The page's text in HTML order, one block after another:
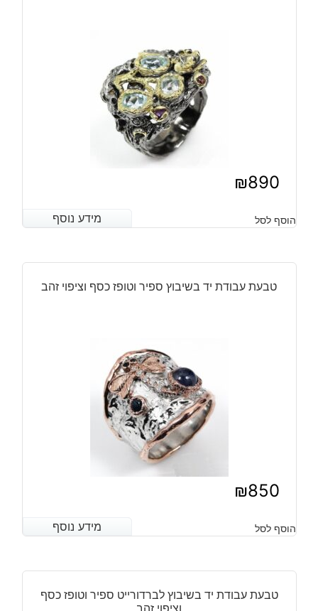
₪890
מידע נוסף הוסף לסל מידע נוסף
טבעת עבודת יד בשיבוץ ספיר וטופז כסף וציפוי זהב
₪850
מידע נוסף הוסף לסל מידע נוסף
טבעת עבודת יד בשיבוץ לברדורייט ספיר וטופז כסף
וציפוי זהב